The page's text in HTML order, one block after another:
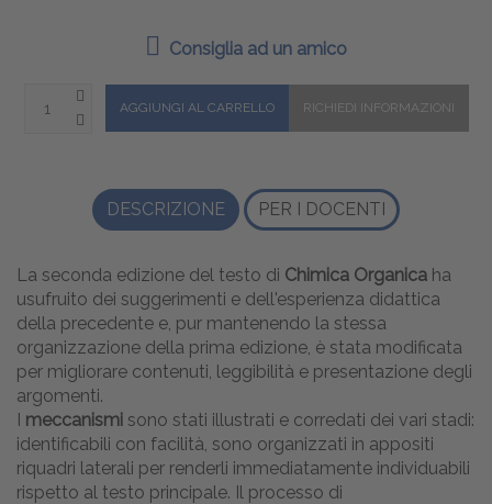
Consiglia ad un amico
DESCRIZIONE PER I DOCENTI
La seconda edizione del testo di Chimica Organica ha
usufruito dei suggerimenti e dell'esperienza didattica
della precedente e, pur mantenendo la stessa
organizzazione della prima edizione, è stata modificata
per migliorare contenuti, leggibilità e presentazione degli
argomenti.
I meccanismi sono stati illustrati e corredati dei vari stadi:
identificabili con facilità, sono organizzati in appositi
riquadri laterali per renderli immediatamente individuabili
rispetto al testo principale. Il processo di